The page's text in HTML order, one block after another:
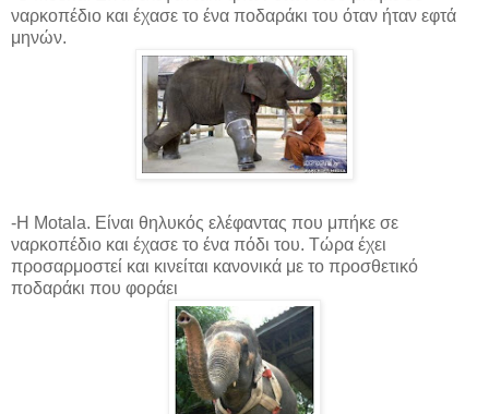
ναρκοπέδιο και έχασε το ένα ποδαράκι του όταν ήταν εφτά
μηνών.
-Η Motala. Είναι θηλυκός ελέφαντας που μπήκε σε
ναρκοπέδιο και έχασε το ένα πόδι του. Τώρα έχει
προσαρμοστεί και κινείται κανονικά με το προσθετικό
ποδαράκι που φοράει